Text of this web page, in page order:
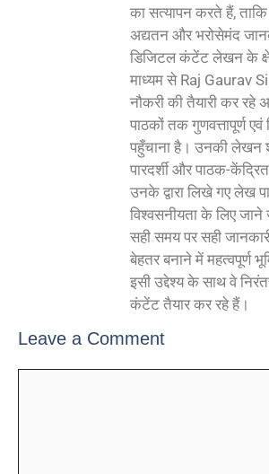
का सत्यापन करते हैं,
अद्यतन और भरोसेमंद
डिजिटल कंटेंट लेखन के
माध्यम से Raj Gaurav
नौकरी की तैयारी कर रहे
पाठकों तक गुणवत्तापूर्ण एवं
पहुँचाना है। उनकी लेखन
पारदर्शी और पाठक-
उनके द्वारा लिखे गए लेख
विश्वसनीयता के लिए
सही समय पर सही
बेहतर बनाने में महत्वपूर्ण
इसी उद्देश्य के साथ वे
कंटेंट तैयार कर रहे हैं।
Leave a Comment